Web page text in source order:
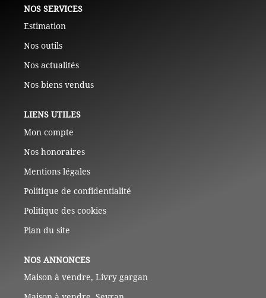
NOS SERVICES
Estimation
Nos outils
Nos actualités
Nos biens vendus
LIENS UTILES
Mon compte
Nos honoraires
Mentions légales
Politique de confidentialité
Politique des cookies
Plan du site
NOS ANNONCES
Maison à vendre, Livry gargan